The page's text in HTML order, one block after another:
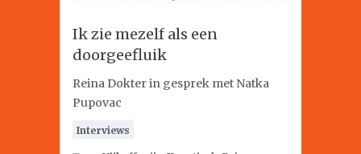
Ik zie mezelf als een
doorgeefluik
Reina Dokter in gesprek met Natka
Pupovac
Interviews